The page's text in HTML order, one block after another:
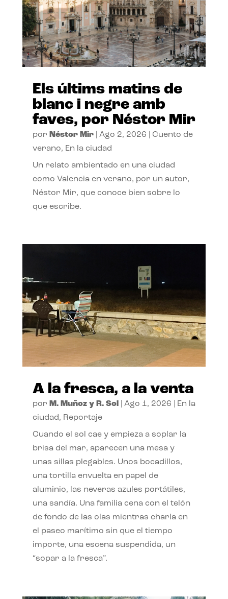
Els últims matins de
blanc i negre amb
faves, por Néstor Mir
por Néstor Mir| Ago 2, 2026
Cuento de
verano, En la ciudad
Un relato ambientado en una ciudad
como Valencia en verano, por un autor,
Néstor Mir, que conoce bien sobre lo
que escribe.
A la fresca, a la venta
por M. Muñoz y R. Sol| Ago 1, 2026
En la
ciudad, Reportaje
Cuando el sol cae y empieza a soplar la
brisa del mar, aparecen una mesa y
unas sillas plegables. Unos bocadillos,
una tortilla envuelta en papel de
aluminio, las neveras azules portátiles,
una sandía. Una familia cena con el telón
de fondo de las olas mientras charla en
el paseo marítimo sin que el tiempo
importe, una escena suspendida, un
“sopar a la fresca”.